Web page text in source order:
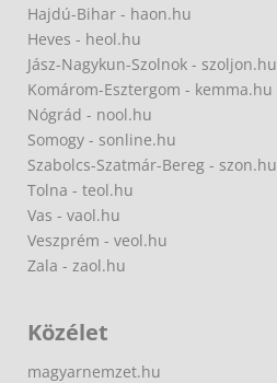
Hajdú-Bihar - haon.hu
Heves - heol.hu
Jász-Nagykun-Szolnok - szoljon.hu
Komárom-Esztergom - kemma.hu
Nógrád - nool.hu
Somogy - sonline.hu
Szabolcs-Szatmár-Bereg - szon.hu
Tolna - teol.hu
Vas - vaol.hu
Veszprém - veol.hu
Zala - zaol.hu
Közélet
magyarnemzet.hu